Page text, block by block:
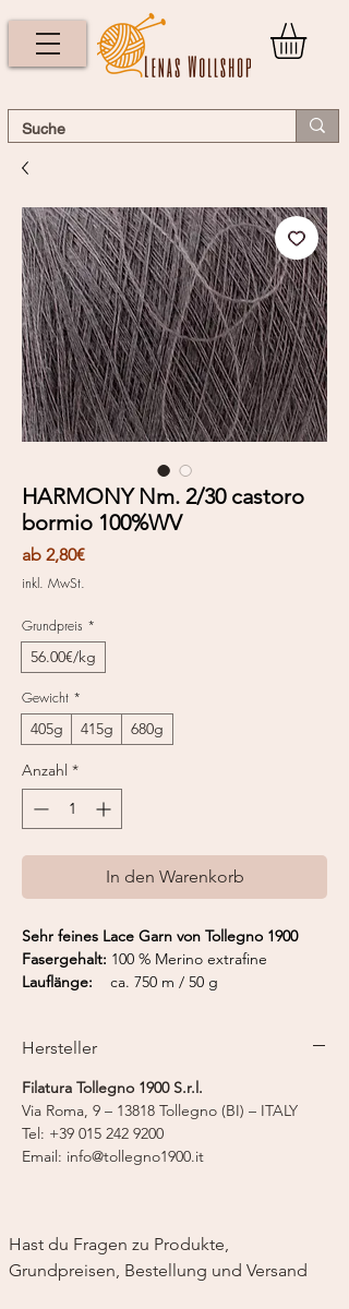
HARMONY Nm. 2/30 castoro
bormio 100%WV
ab 2,80€Sale-
inkl. MwSt.
Grundpreis *
56.00€/kg
Gewicht *
405g 415g 680g
Anzahl *
In den Warenkorb
Sehr feines Lace Garn von Tollegno 1900
Fasergehalt: 100 % Merino extrafine
Lauflänge:
ca. 750 m / 50 g
Hersteller
Filatura Tollegno 1900 S.r.l.
Via Roma, 9 – 13818 Tollegno (BI) – ITALY
Tel: +39 015 242 9200
Email: info@tollegno1900.it
Hast du Fragen zu Produkte,
Grundpreisen, Bestellung und Versand